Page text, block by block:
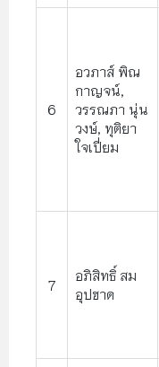
6
อวภาส์ พิณ
กาญจน์,
วรรณภา นุ่น
วงษ์, ทุติยา
ใจเปี่ยม
7
อภิสิทธิ์ สม
อุปฮาด